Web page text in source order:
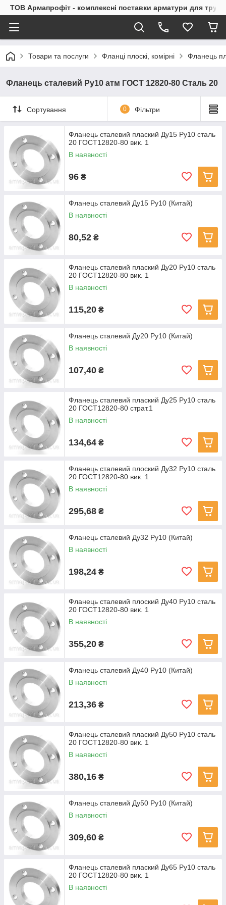
ТОВ Армапрофіт - комплексні поставки арматури для
Товари та послуги Фланці плоскі, комірні Фланець
Фланець сталевий Ру10 атм ГОСТ 12820-80 Сталь 20
Сортування 0 Фільтри
Фланець сталевий плаский Ду15 Ру10 сталь
20 ГОСТ12820-80 вик. 1
В наявності
96 ₴
Фланець сталевий Ду15 Ру10 (Китай)
В наявності
80,52 ₴
Фланець сталевий плаский Ду20 Ру10 сталь
20 ГОСТ12820-80 вик. 1
В наявності
115,20 ₴
Фланець сталевий Ду20 Ру10 (Китай)
В наявності
107,40 ₴
Фланець сталевий плаский Ду25 Ру10 сталь
20 ГОСТ12820-80 страт.1
В наявності
134,64 ₴
Фланець сталевий плоский Ду32 Ру10 сталь
20 ГОСТ12820-80 вик. 1
В наявності
295,68 ₴
Фланець сталевий Ду32 Ру10 (Китай)
В наявності
198,24 ₴
Фланець сталевий плоский Ду40 Ру10 сталь
20 ГОСТ12820-80 вик. 1
В наявності
355,20 ₴
Фланець сталевий Ду40 Ру10 (Китай)
В наявності
213,36 ₴
Фланець сталевий плаский Ду50 Ру10 сталь
20 ГОСТ12820-80 вик. 1
В наявності
380,16 ₴
Фланець сталевий Ду50 Ру10 (Китай)
В наявності
309,60 ₴
Фланець сталевий плaский Ду65 Ру10 сталь
20 ГОСТ12820-80 вик. 1
В наявності